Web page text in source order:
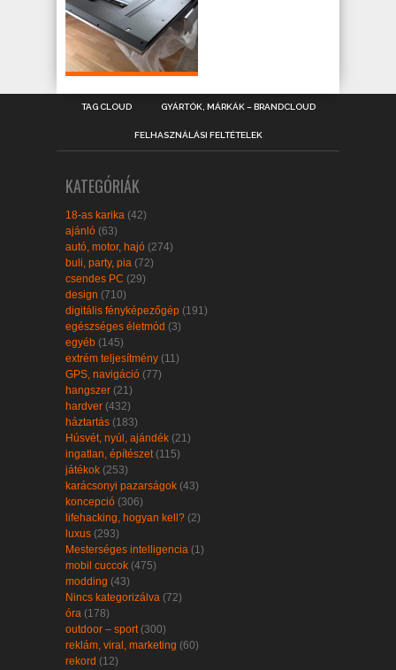
TAG CLOUD GYÁRTÓK, MÁRKÁK – BRANDCLOUD
FELHASZNÁLÁSI FELTÉTELEK
KATEGÓRIÁK
18-as karika (42)
ajánló (63)
autó, motor, hajó (274)
buli, party, pia (72)
csendes PC (29)
design (710)
digitális fényképezőgép (191)
egészséges életmód (3)
egyéb (145)
extrém teljesítmény (11)
GPS, navigáció (77)
hangszer (21)
hardver (432)
háztartás (183)
Húsvét, nyúl, ajándék (21)
ingatlan, építészet(115)
játékok (253)
karácsonyi pazarságok (43)
koncepció (306)
lifehacking, hogyan kell? (2)
luxus (293)
Mesterséges intelligencia (1)
mobil cuccok (475)
modding (43)
Nincs kategorizálva (72)
óra (178)
outdoor – sport(300)
reklám, viral, marketing (60)
rekord (12)